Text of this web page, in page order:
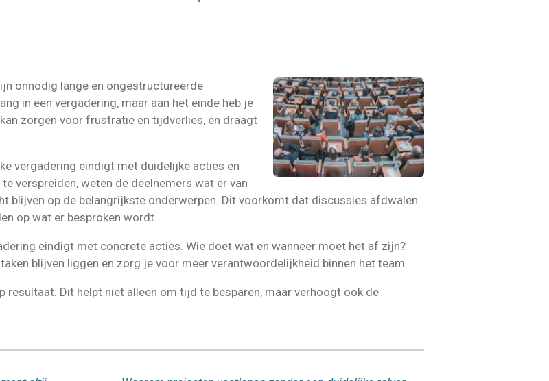
onnodig lange en ongestructureerde
in een vergadering, maar aan het einde heb je
zorgen voor frustratie en tijdverlies, en draagt
vergadering eindigt met duidelijke acties en
verspreiden, weten de deelnemers wat er van
blijven op de belangrijkste onderwerpen. Dit voorkomt dat discussies afdwalen
op wat er besproken wordt.
eindigt met concrete acties. Wie doet wat en wanneer moet het af zijn?
blijven liggen en zorg je voor meer verantwoordelijkheid binnen het team.
Dit helpt niet alleen om tijd te besparen, maar verhoogt ook de